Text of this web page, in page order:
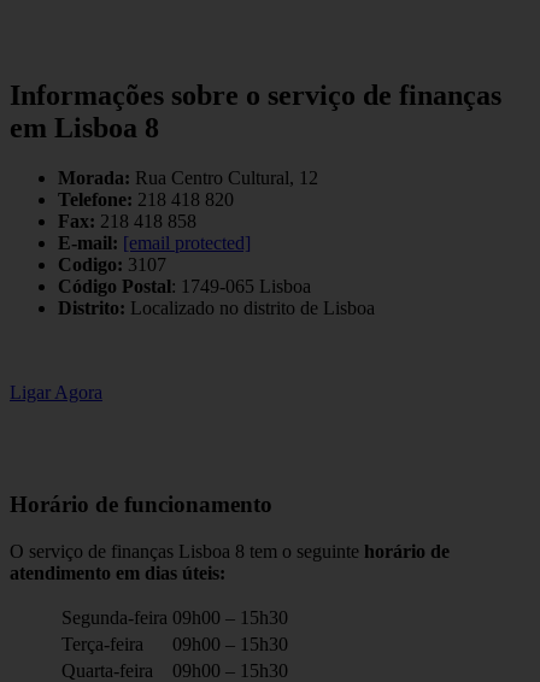
Informações sobre o serviço de finanças
em Lisboa 8
Morada: Rua Centro Cultural, 12
Telefone: 218 418 820
Fax: 218 418 858
E-mail: [email protected]
Codigo: 3107
Código Postal: 1749-065 Lisboa
Distrito: Localizado no distrito de Lisboa
Ligar Agora
Horário de funcionamento
O serviço de finanças Lisboa 8 tem o seguinte horário de
atendimento em dias úteis:
Segunda-feira 09h00 – 15h30
Terça-feira
09h00 – 15h30
Quarta-feira
09h00 – 15h30